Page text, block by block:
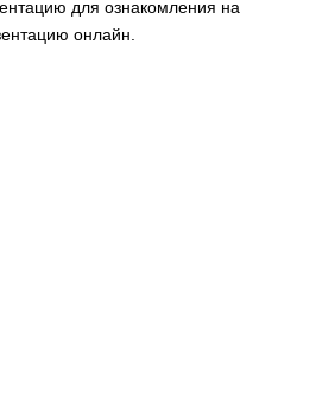
и неотложной помощи
для ознакомления на
онлайн.